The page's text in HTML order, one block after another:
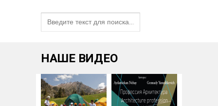
НАШЕ ВИДЕО